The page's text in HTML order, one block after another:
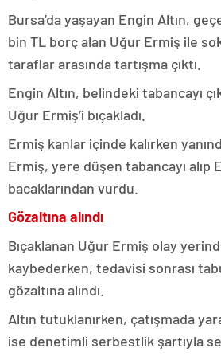
Bursa’da yaşayan Engin Altın,
bin TL borç alan Uğur Ermiş ile
taraflar arasında tartışma çıktı.
Engin Altın, belindeki tabancayı
Uğur Ermiş’i bıçakladı.
Ermiş kanlar içinde kalırken
Ermiş, yere düşen tabancayı alıp
bacaklarından vurdu.
Gözaltına alındı
Bıçaklanan Uğur Ermiş olay
kaybederken, tedavisi sonrası
gözaltına alındı.
Altın tutuklanırken, çatışmada
ise denetimli serbestlik şartıyla